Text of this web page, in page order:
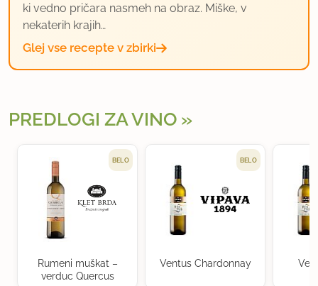
ki vedno pričara nasmeh na obraz. Miške, v
nekaterih krajih…
Glej vse recepte v zbirki
PREDLOGI ZA VINO
BELO
Rumeni muškat –
verduc Quercus
BELO
Ventus Chardonnay